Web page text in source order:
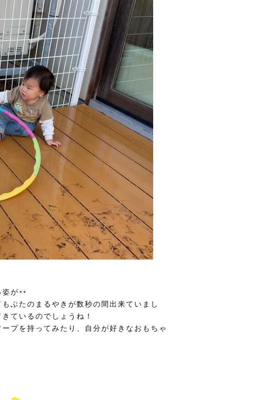
姿が
ぶたのまるやきが数秒の間出来ていまし
ているのでしょうね！
プを持ってみたり、自分が好きなおもちゃ